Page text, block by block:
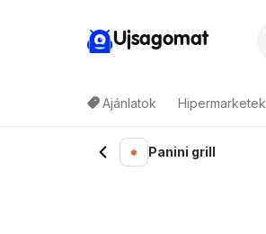
Ujsagomat
Ajánlatok Hipermarketek
Panini grill